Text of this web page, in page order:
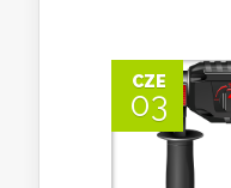
CZE
03